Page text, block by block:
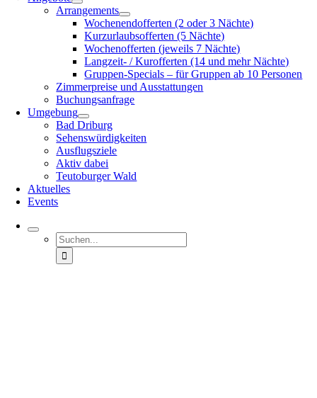
Arrangements
Wochenendofferten (2 oder 3 Nächte)
Kurzurlaubsofferten (5 Nächte)
Wochenofferten (jeweils 7 Nächte)
Langzeit- / Kurofferten (14 und mehr Nächte)
Gruppen-Specials – für Gruppen ab 10 Personen
Zimmerpreise und Ausstattungen
Buchungsanfrage
Umgebung
Bad Driburg
Sehenswürdigkeiten
Ausflugsziele
Aktiv dabei
Teutoburger Wald
Aktuelles
Events
Suche
nach: